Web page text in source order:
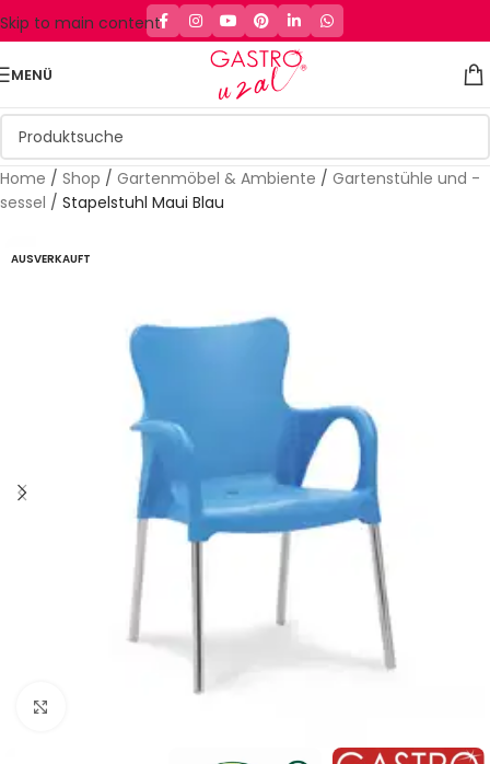
Skip to main content
MENÜ
Home / Shop / Gartenmöbel & Ambiente / Gartenstühle und -
sessel / Stapelstuhl Maui Blau
AUSVERKAUFT